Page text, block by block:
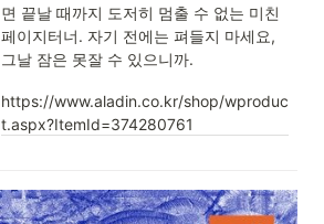
면 끝날 때까지 도저히 멈출 수 없는 미친
페이지터너. 자기 전에는 펴들지 마세요,
그날 잠은 못잘 수 있으니까.
https://www.aladin.co.kr/shop/wproduc
t.aspx?ItemId=374280761